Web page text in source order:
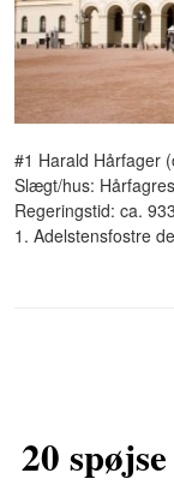
#1 Harald Hårfager
Slægt/hus:
Regeringstid: ca.
1. Adelstensfostre
20